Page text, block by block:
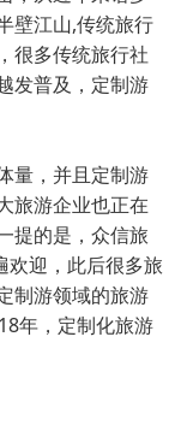
壁江山,传统旅行
很多传统旅行社
发普及，定制游
量，并且定制游
旅游企业也正在
提的是，众信旅
欢迎，此后很多旅
制游领域的旅游
年，定制化旅游